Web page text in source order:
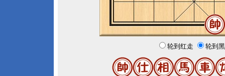
轮到红走 轮到